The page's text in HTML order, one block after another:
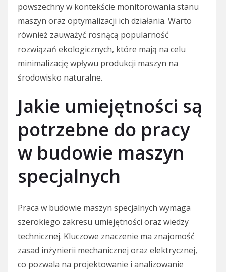
powszechny w kontekście monitorowania stanu
maszyn oraz optymalizacji ich działania. Warto
również zauważyć rosnącą popularność
rozwiązań ekologicznych, które mają na celu
minimalizację wpływu produkcji maszyn na
środowisko naturalne.
Jakie umiejętności są
potrzebne do pracy
w budowie maszyn
specjalnych
Praca w budowie maszyn specjalnych wymaga
szerokiego zakresu umiejętności oraz wiedzy
technicznej. Kluczowe znaczenie ma znajomość
zasad inżynierii mechanicznej oraz elektrycznej,
co pozwala na projektowanie i analizowanie